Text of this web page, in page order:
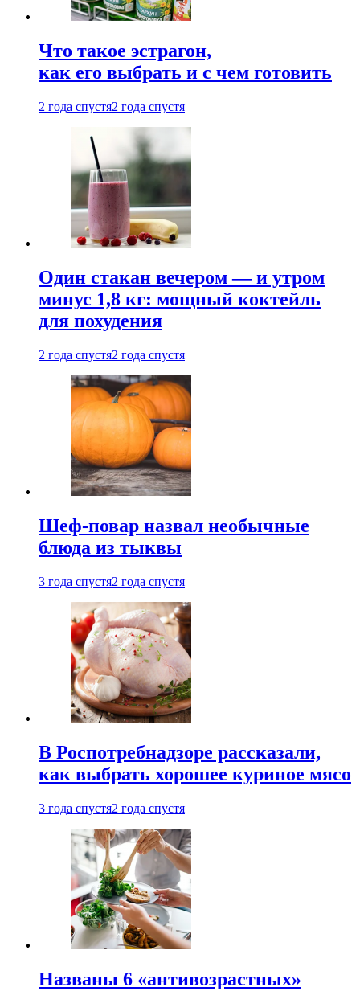
Что такое эстрагон,
как его выбрать и с чем готовить
2 года спустя2 года спустя
Один стакан вечером — и утром
минус 1,8 кг: мощный коктейль
для похудения
2 года спустя2 года спустя
Шеф-повар назвал необычные
блюда из тыквы
3 года спустя2 года спустя
В Роспотребнадзоре рассказали,
как выбрать хорошее куриное мясо
3 года спустя2 года спустя
Названы 6 «антивозрастных»